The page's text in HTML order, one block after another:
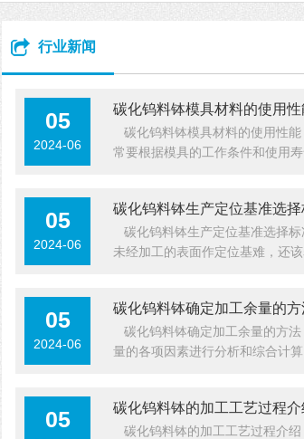
行业新闻
05
2024-06
碳化钨料钵模具材料的使用性
碳化钨料钵模具材料的使用性
常要根据模具的工作条件和使用
05
2024-06
碳化钨料钵生产​定位基准选
碳化钨料钵生产定位基准选择
未经加工的表面作定位基难，还
05
2024-06
碳化钨料钵确定加工余量的方
碳化钨料钵确定加工余量的方
量的各项因素进行分析和综合计
05 碳化钨料钵的加工工艺过程介
碳化钨料钵的加工工艺过程介